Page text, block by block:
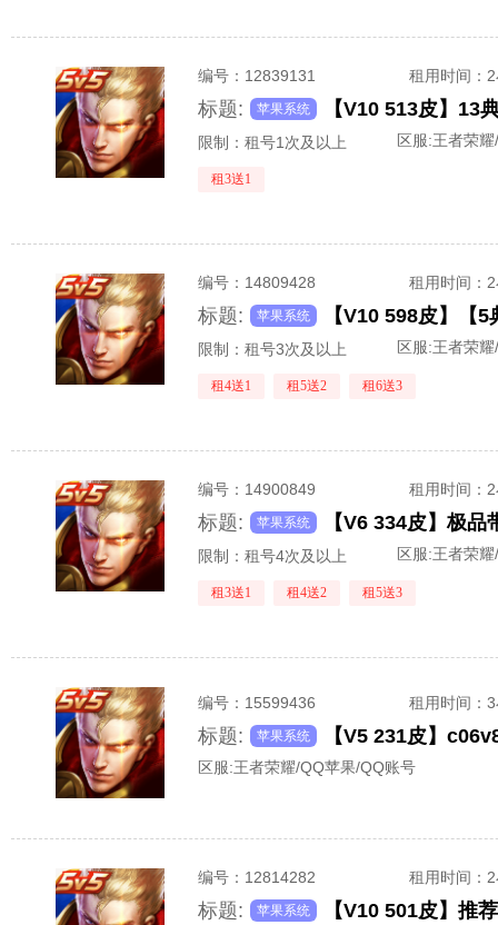
编号： 12839131 租用时间 ：
标题: 苹果系统
限制：租号1次及以上 区服:王者荣
租3送1
编号： 14809428 租用时间 ：
标题: 苹果系统
限制：租号3次及以上 区服:王者荣
租4送1 租5送2 租6送3
编号： 14900849 租用时间 ：
标题: 苹果系统
限制：租号4次及以上 区服:王者荣
租3送1 租4送2 租5送3
编号： 15599436 租用时间 ：
标题: 苹果系统
区服:王者荣耀/QQ苹果/QQ账号
编号： 12814282 租用时间 ：
标题: 苹果系统